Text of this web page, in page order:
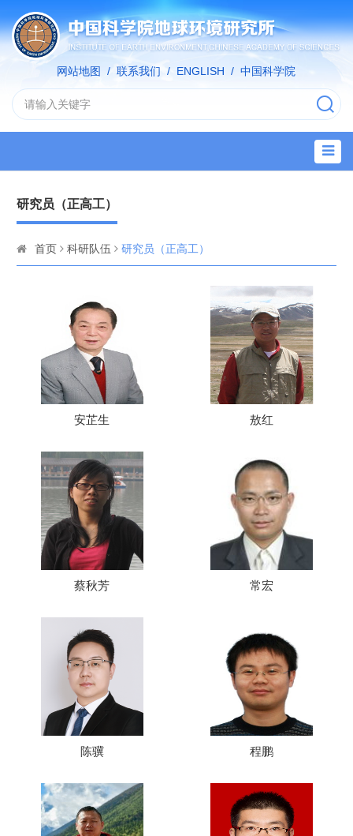
网站地图 / 联系我们 / ENGLISH / 中国科学院
研究员（正高工）
首页 科研队伍 研究员（正高工）
安芷生 敖红
蔡秋芳 常宏
陈骥 程鹏